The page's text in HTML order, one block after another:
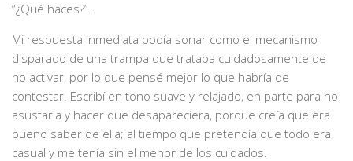
“¿Qué haces?”.
Mi respuesta inmediata podía sonar como el mecanismo
disparado de una trampa que trataba cuidadosamente de
no activar, por lo que pensé mejor lo que habría de
contestar. Escribí en tono suave y relajado, en parte para no
asustarla y hacer que desapareciera, porque creía que era
bueno saber de ella; al tiempo que pretendía que todo era
casual y me tenía sin el menor de los cuidados.